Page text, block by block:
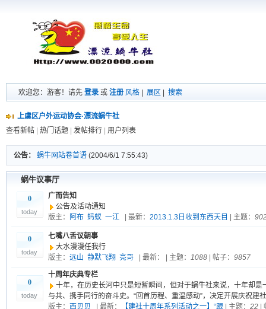
欢迎您：游客！请先 登录 或 注册 风格 展区 搜索
上虞区户外运动协会·漂流蜗牛社
查看新帖
热门话题 发帖排行 用户列表
公告： 蜗牛网站卷首语 (2004/6/1 7:55:43)
蜗牛议事厅
0
today
广而告知
公告及活动通知
版主：
阿布 蚂蚁 一江| 最新： 2013.1.3日收到东西天目 | 主题：
0
today
七嘴八舌议朝事
大水漫漫任我行
版主： 远山 静默飞翔 亮哥| 最新： | 主题： 1088| 帖子： 9857
0
today
十周年庆典专栏
十年，在历史长河中只是短暂瞬间，但对于蜗牛社来说，十年却
与共、携手同行的奋斗史。“回首历程、重温感动”，决定开展庆祝建
版主：
西贝贝 | 最新： 【建社十周年系列活动之一】“跟| 主题： 22|